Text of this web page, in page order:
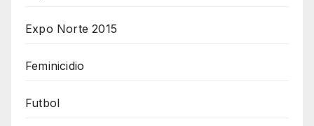
Expo Norte 2015
Feminicidio
Futbol